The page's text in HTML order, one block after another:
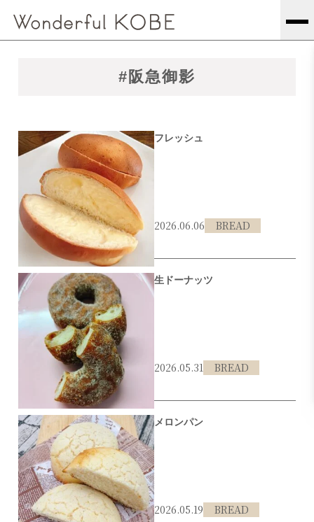
#阪急御影
フレッシュ
2026.06.06 BREAD
#東灘区 #阪急御影 #ケルン
生ドーナッツ
2026.05.31 BREAD
#阪急御影#ドーナツ
メロンパン
2026.05.19 BREAD